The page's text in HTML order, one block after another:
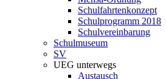
Schulfahrtenkonzept
Schulprogramm 2018
Schulvereinbarung
Schulmuseum
SV
UEG unterwegs
Austausch